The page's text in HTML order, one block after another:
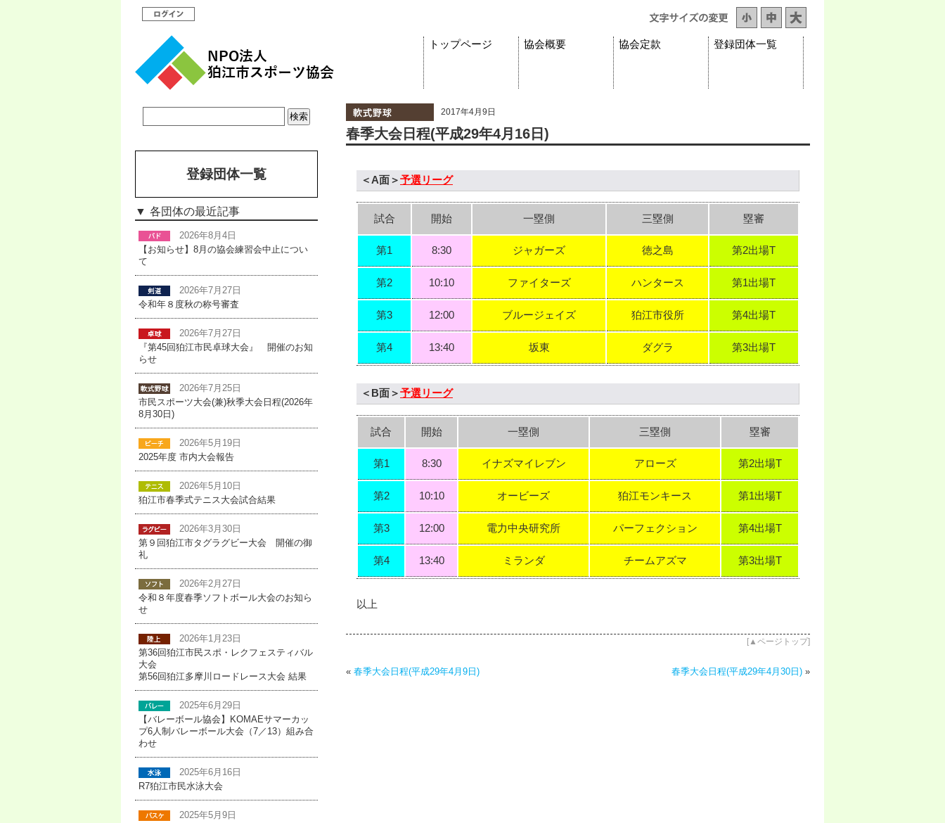
トップページ 協会概要 協会定款 登録団体一覧
2017年4月9日
春季大会日程(平成29年4月16日)
＜A面＞予選リーグ
試合 開始 一塁側 三塁側 塁審
第1 8:30 ジャガーズ 徳之島 第2出場T
第2 10:10 ファイターズ ハンタース 第1出場T
第3 12:00 ブルージェイズ 狛江市役所 第4出場T
第4 13:40 坂東 ダグラ 第3出場T
＜B面＞予選リーグ
試合 開始 一塁側 三塁側 塁審
第1 8:30 イナズマイレブン アローズ 第2出場T
第2 10:10 オービーズ 狛江モンキース 第1出場T
第3 12:00 電力中央研究所 パーフェクション 第4出場T
第4 13:40 ミランダ チームアズマ 第3出場T
以上
[ ▲ページトップ]
« 春季大会日程(平成29年4月9日) 春季大会日程(平成29年4月30日) »
登録団体一覧
各団体の最近記事
2026年8月4日
【お知らせ】8月の協会練習会中止につい
て
2026年7月27日
令和年８度秋の称号審査
2026年7月27日
『第45回狛江市民卓球大会』 開催のお知
らせ
2026年7月25日
市民スポーツ大会(兼)秋季大会日程(2026年
8月30日)
2026年5月19日
2025年度 市内大会報告
2026年5月10日
狛江市春季式テニス大会試合結果
2026年3月30日
第９回狛江市タグラグビー大会 開催の御
礼
2026年2月27日
令和８年度春季ソフトボール大会のお知ら
せ
2026年1月23日
第36回狛江市民スポ・レクフェスティバル
大会
第56回狛江多摩川ロードレース大会 結果
2025年6月29日
【バレーボール協会】KOMAEサマーカッ
プ6人制バレーボール大会（7／13）組み合
わせ
2025年6月16日
R7狛江市民水泳大会
2025年5月9日